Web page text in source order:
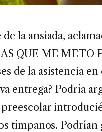
de la ansiada,
QUE ME METO
de la asistencia
entrega? Podría
tímpanos. Podrían